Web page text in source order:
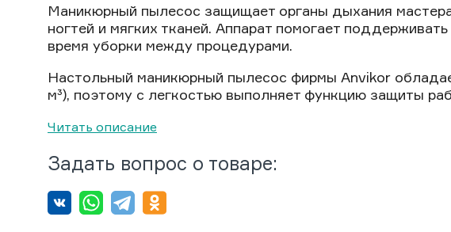
Маникюрный пылесос защищает органы дыхания
ногтей и мягких тканей. Аппарат помогает
время уборки между процедурами.
Настольный маникюрный пылесос фирмы Anvikor
м³), поэтому с легкостью выполняет функцию защиты
Читать описание
Задать вопрос о товаре: